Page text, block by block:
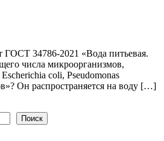
ГОСТ 34786-2021 «Вода питьевая.
числа микроорганизмов,
coli, Pseudomonas
Он распространяется на воду […]
Поиск